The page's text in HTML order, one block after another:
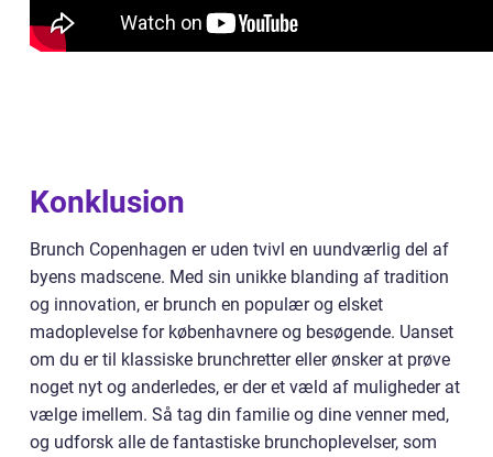
Konklusion
Brunch Copenhagen er uden tvivl en uundværlig del af
byens madscene. Med sin unikke blanding af tradition
og innovation, er brunch en populær og elsket
madoplevelse for københavnere og besøgende. Uanset
om du er til klassiske brunchretter eller ønsker at prøve
noget nyt og anderledes, er der et væld af muligheder at
vælge imellem. Så tag din familie og dine venner med,
og udforsk alle de fantastiske brunchoplevelser, som